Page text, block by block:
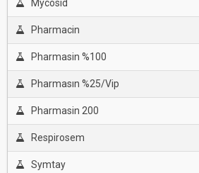
Mycosid
Pharmacin
Pharmasin %100
Pharmasın %25/Vip
Pharmasin 200
Respirosem
Symtay